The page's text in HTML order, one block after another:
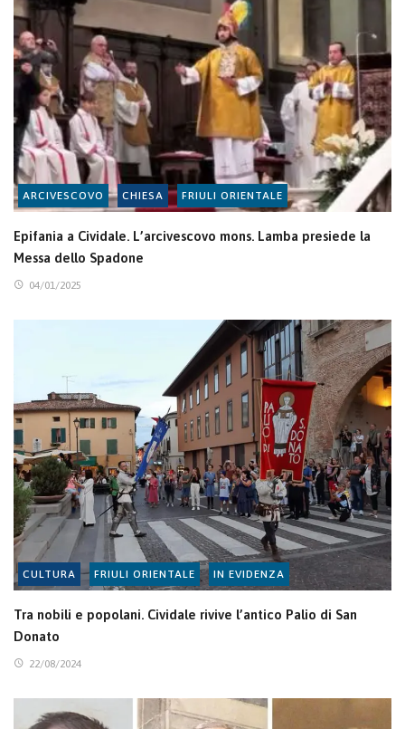
ARCIVESCOVO CHIESA FRIULI ORIENTALE
Epifania a Cividale. L’arcivescovo mons. Lamba presiede la
Messa dello Spadone
04/01/2025
CULTURA FRIULI ORIENTALE IN EVIDENZA
Tra nobili e popolani. Cividale rivive l’antico Palio di San
Donato
22/08/2024